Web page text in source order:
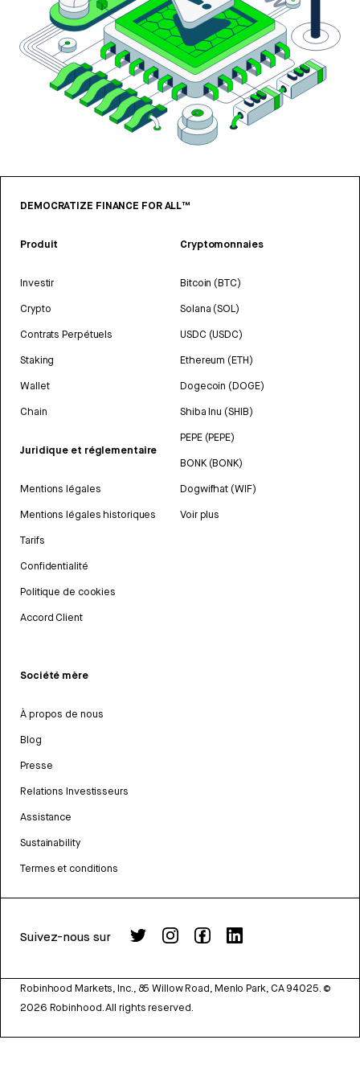
DEMOCRATIZE FINANCE FOR ALL™
Produit
Investir
Crypto
Contrats Perpétuels
Staking
Wallet
Chain
Juridique et réglementaire
Mentions légales
Mentions légales historiques
Tarifs
Confidentialité
Politique de cookies
Accord Client
Cryptomonnaies
Bitcoin (BTC)
Solana (SOL)
USDC (USDC)
Ethereum (ETH)
Dogecoin (DOGE)
Shiba Inu (SHIB)
PEPE (PEPE)
BONK (BONK)
Dogwifhat (WIF)
Voir plus
Société mère
À propos de nous
Blog
Presse
Relations Investisseurs
Assistance
Sustainability
Termes et conditions
Suivez-nous sur
Robinhood Markets, Inc., 85 Willow Road, Menlo Park, CA 94025. ©
2026 Robinhood. All rights reserved.